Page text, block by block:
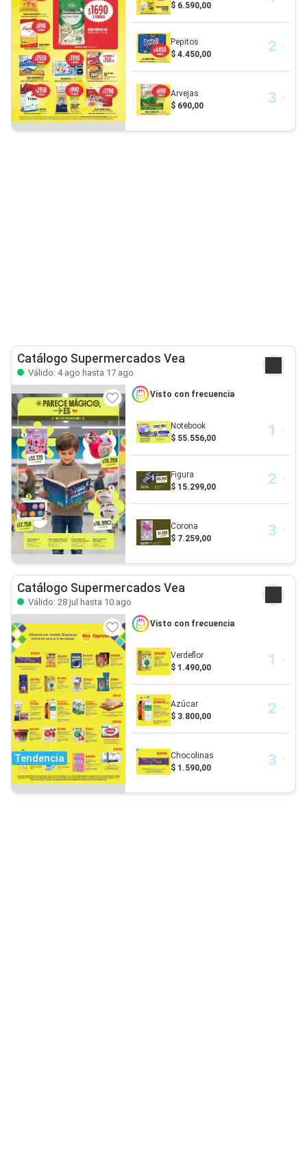
$ 6.590,00
Pepitos
$ 4.450,00
Arvejas
$ 690,00
Catálogo Supermercados Vea
Válido: 4 ago hasta 17 ago
Visto con frecuencia
Notebook
$ 55.556,00
Figura
$ 15.299,00
Corona
$ 7.259,00
Catálogo Supermercados Vea
Válido: 28 jul hasta 10 ago
Tendencia
Visto con frecuencia
Verdeflor
$ 1.490,00
Azúcar
$ 3.800,00
Chocolinas
$ 1.590,00